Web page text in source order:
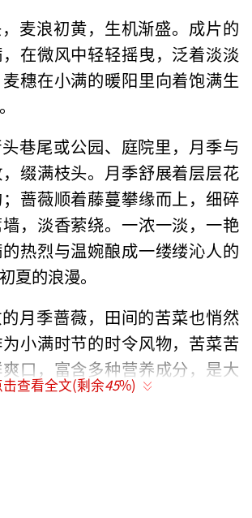
麦浪初黄，生机渐盛。成片的
在微风中轻轻摇曳，泛着淡淡
穗在小满的暖阳里向着饱满生
巷尾或公园、庭院里，月季与
缀满枝头。月季舒展着层层花
蔷薇顺着藤蔓攀缘而上，细碎
，淡香萦绕。一浓一淡，一艳
热烈与温婉酿成一缕缕沁人的
夏的浪漫。
月季蔷薇，田间的苦菜也悄然
小满时节的时令风物，苦菜苦
口，富含多种营养成分，是大
生美味。无论是清炒苦菜的清
击查看全文(剩余45%)